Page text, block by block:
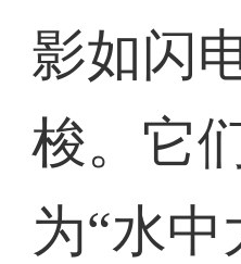
影如闪
梭。它
为“水中